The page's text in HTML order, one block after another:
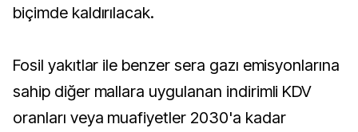
biçimde kaldırılacak.
Fosil yakıtlar ile benzer sera gazı emisyonlarına
sahip diğer mallara uygulanan indirimli KDV
oranları veya muafiyetler 2030'a kadar